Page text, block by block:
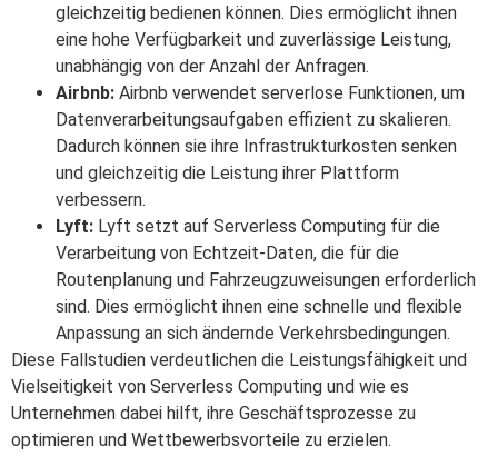
gleichzeitig bedienen können. Dies ermöglicht ihnen
eine hohe Verfügbarkeit und zuverlässige Leistung,
unabhängig von der Anzahl der Anfragen.
Airbnb: Airbnb verwendet serverlose Funktionen, um
Datenverarbeitungsaufgaben effizient zu skalieren.
Dadurch können sie ihre Infrastrukturkosten senken
und gleichzeitig die Leistung ihrer Plattform
verbessern.
Lyft: Lyft setzt auf Serverless Computing für die
Verarbeitung von Echtzeit-Daten, die für die
Routenplanung und Fahrzeugzuweisungen erforderlich
sind. Dies ermöglicht ihnen eine schnelle und flexible
Anpassung an sich ändernde Verkehrsbedingungen.
Diese Fallstudien verdeutlichen die Leistungsfähigkeit und
Vielseitigkeit von Serverless Computing und wie es
Unternehmen dabei hilft, ihre Geschäftsprozesse zu
optimieren und Wettbewerbsvorteile zu erzielen.